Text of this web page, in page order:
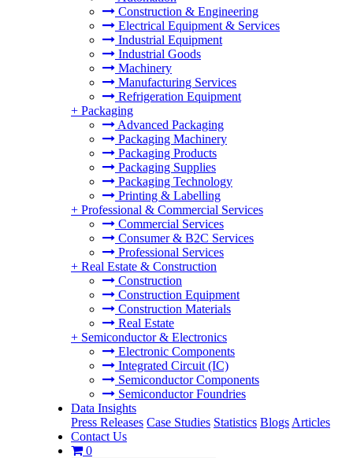
Construction & Engineering
Electrical Equipment & Services
Industrial Equipment
Industrial Goods
Machinery
Manufacturing Services
Refrigeration Equipment
+ Packaging
Advanced Packaging
Packaging Machinery
Packaging Products
Packaging Supplies
Packaging Technology
Printing & Labelling
+ Professional & Commercial Services
Commercial Services
Consumer & B2C Services
Professional Services
+ Real Estate & Construction
Construction
Construction Equipment
Construction Materials
Real Estate
+ Semiconductor & Electronics
Electronic Components
Integrated Circuit (IC)
Semiconductor Components
Semiconductor Foundries
Data Insights
Press Releases Case Studies Statistics Blogs Articles
Contact Us
0